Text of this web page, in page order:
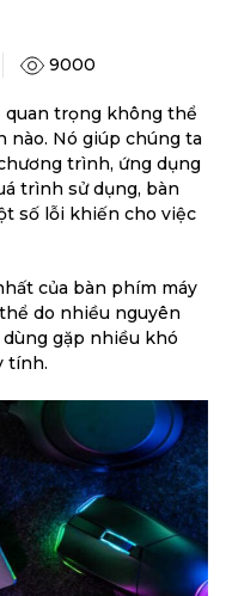
9000
trọng không thể
nào. Nó giúp chúng ta
trình, ứng dụng
trình sử dụng, bàn
số lỗi khiến cho việc
của bàn phím máy
do nhiều nguyên
gặp nhiều khó
tính.